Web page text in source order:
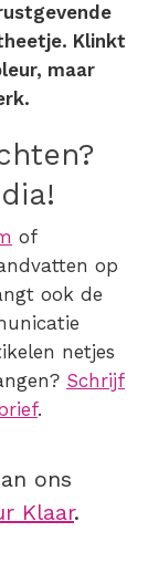
Klinkt
maar
of
op
ook de
netjes
Schrijf
.
ons
Klaar.